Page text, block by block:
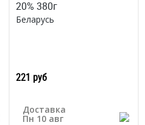
20% 380г
Беларусь
221 руб
Доставка
Пн 10 авг